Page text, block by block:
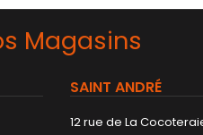
Magasins
SAINT ANDRÉ
12 rue de La